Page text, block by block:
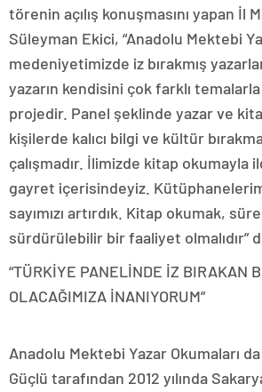
törenin açılış konuşmasını yapan İl
Süleyman Ekici, “Anadolu Mektebi
medeniyetimizde iz bırakmış
yazarın kendisini çok farklı
projedir. Panel şeklinde yazar ve
kişilerde kalıcı bilgi ve kültür
çalışmadır. İlimizde kitap okumayla
gayret içerisindeyiz.
sayımızı artırdık. Kitap okumak,
sürdürülebilir bir faaliyet olmalıdır”
“TÜRKİYE PANELİNDE İZ BIRAKAN
OLACAĞIMIZA İNANIYORUM”
Anadolu Mektebi Yazar Okumaları
Güçlü tarafından 2012 yılında